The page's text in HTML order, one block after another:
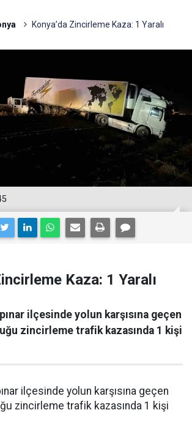
Konya’da Zincirleme Kaza: 1 Yaralı
Kaza: 1 Yaralı
ilçesinde yolun karşısına geçen
zincirleme trafik kazasında 1 kişi
ilçesinde yolun karşısına geçen
zincirleme trafik kazasında 1 kişi